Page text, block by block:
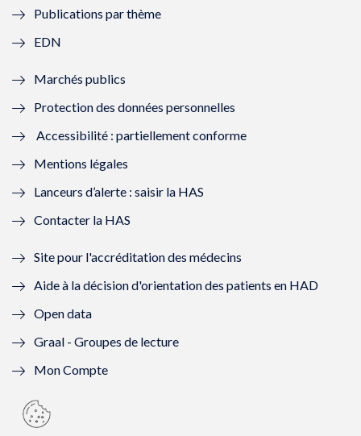
f
n
ê
t
r
e
)
e
n
ê
r
)
ê
t
e
ê
)
Publications par thème
EDN
Marchés publics
Protection des données personnelles
Accessibilité : partiellement conforme
Mentions légales
Lanceurs d’alerte : saisir la HAS
Contacter la HAS
Site pour l'accréditation des médecins
Aide à la décision d'orientation des patients en HAD
Open data
Graal - Groupes de lecture
Mon Compte